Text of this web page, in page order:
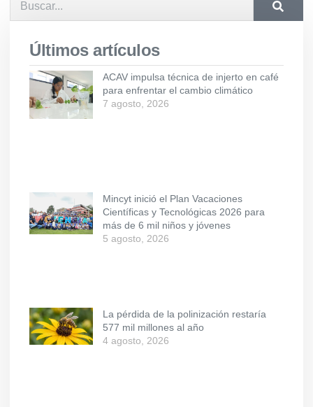
Últimos artículos
ACAV impulsa técnica de injerto en café
para enfrentar el cambio climático
7 agosto, 2026
Mincyt inició el Plan Vacaciones
Científicas y Tecnológicas 2026 para
más de 6 mil niños y jóvenes
5 agosto, 2026
La pérdida de la polinización restaría
577 mil millones al año
4 agosto, 2026